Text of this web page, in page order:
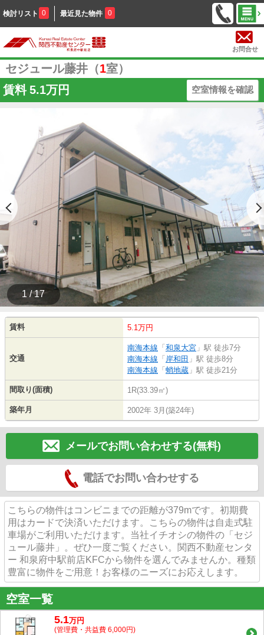
検討リスト 0 最近見た物件 0
お問合せ
セジュール藤井（1室）
賃料 5.1万円 空室情報を確認
1 / 17
賃料 5.1万円
交通
南海本線 「 和泉大宮 」駅 徒歩7分
南海本線 「 岸和田 」駅 徒歩8分
南海本線 「 蛸地蔵 」駅 徒歩21分
間取り(面積) 1R(33.39㎡)
築年月 2002年 3月(築24年)
メールでお問い合わせする(無料)
電話でお問い合わせする
こちらの物件はコンビニまでの距離が379mです。初期費
用はカードで決済いただけます。こちらの物件は自走式駐
車場がご利用いただけます。当社イチオシの物件の「セジ
ュール藤井」。ぜひ一度ご覧ください。関西不動産センタ
ー 和泉府中駅前店KFCから物件を選んでみませんか。種類
豊富に物件をご用意！お客様のニーズにお応えします。
空室一覧
5.1万円
(管理費・共益費 6,000円)